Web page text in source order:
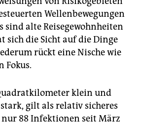
Wellenbewegungen
sind alte Reisegewohnheiten
sich die Sicht auf die Dinge
rückt eine Nische wie
Fokus.
klein und
gilt als relativ sicheres
88 Infektionen seit März